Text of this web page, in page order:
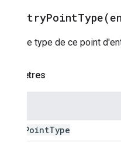
setEntryPointType(
Définit le type de ce point
Paramètres
PointType